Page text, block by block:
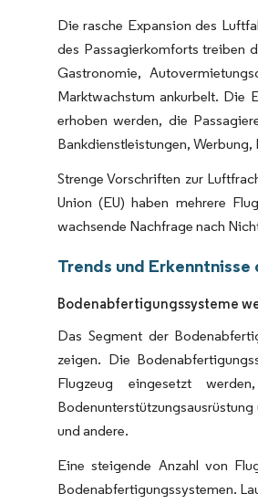
Die rasche Expansion des
des Passagierkomforts treiben
Gastronomie,
Marktwachstum ankurbelt. Die
erhoben werden, die
Bankdienstleistungen,
Strenge Vorschriften zur
Union (EU) haben mehrere
wachsende Nachfrage nach
Trends und
Bodenabfertigungssysteme
Das Segment der
zeigen. Die
Flugzeug eingesetzt
und andere.
Eine steigende Anzahl von
Bodenabfertigungssystemen.